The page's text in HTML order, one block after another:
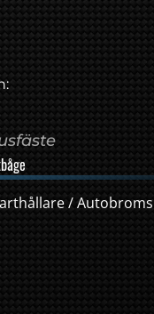
/ Autobroms